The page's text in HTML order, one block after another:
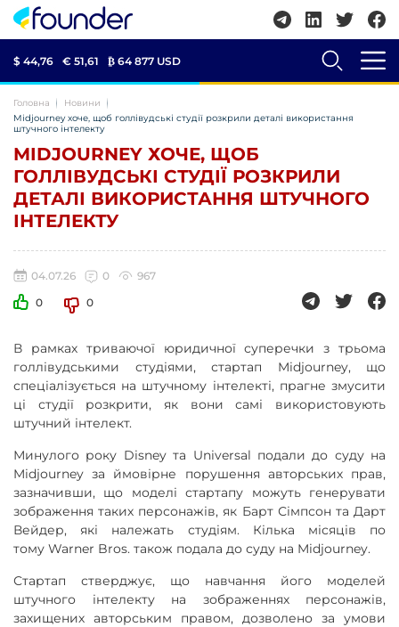
$ 44,76 € 51,61 ₿ 64 877 USD
Головна
Новини
Midjourney хоче, щоб голлівудські студії розкрили деталі використання
штучного інтелекту
MIDJOURNEY ХОЧЕ, ЩОБ
ГОЛЛІВУДСЬКІ СТУДІЇ РОЗКРИЛИ
ДЕТАЛІ ВИКОРИСТАННЯ ШТУЧНОГО
ІНТЕЛЕКТУ
04.07.26 0
967
0
0
В рамках триваючої юридичної суперечки з трьома
голлівудськими студіями, стартап Midjourney, що
спеціалізується на штучному інтелекті, прагне змусити
ці студії розкрити, як вони самі використовують
штучний інтелект.
Минулого року Disney та Universal подали до суду на
Midjourney за ймовірне порушення авторських прав,
зазначивши, що моделі стартапу можуть генерувати
зображення таких персонажів, як Барт Сімпсон та Дарт
Вейдер, які належать студіям. Кілька місяців по
тому Warner Bros. також подала до суду на Midjourney.
Стартап стверджує, що навчання його моделей
штучного інтелекту на зображеннях персонажів,
захищених авторським правом, дозволено за умови